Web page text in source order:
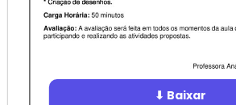
⬇ Baixar